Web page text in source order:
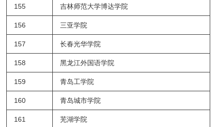
155 吉林师范大学博达学院
156 三亚学院
157 长春光华学院
158 黑龙江外国语学院
159 青岛工学院
160 青岛城市学院
161 芜湖学院